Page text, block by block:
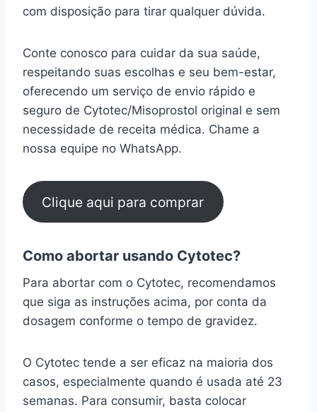
com disposição para tirar qualquer dúvida.
Conte conosco para cuidar da sua saúde,
respeitando suas escolhas e seu bem-estar,
oferecendo um serviço de envio rápido e
seguro de Cytotec/Misoprostol original e sem
necessidade de receita médica. Chame a
nossa equipe no WhatsApp.
Clique aqui para comprar
Como abortar usando Cytotec?
Para abortar com o Cytotec, recomendamos
que siga as instruções acima, por conta da
dosagem conforme o tempo de gravidez.
O Cytotec tende a ser eficaz na maioria dos
casos, especialmente quando é usada até 23
semanas. Para consumir, basta colocar